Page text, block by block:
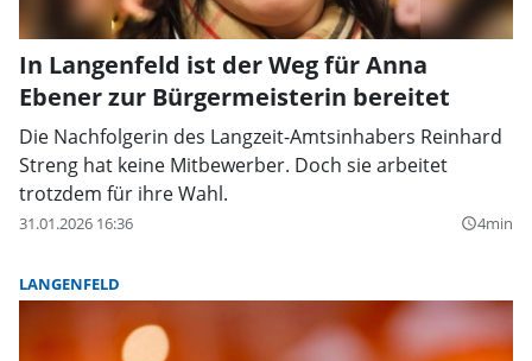
In Langenfeld ist der Weg für Anna
Ebener zur Bürgermeisterin bereitet
Die Nachfolgerin des Langzeit-Amtsinhabers Reinhard
Streng hat keine Mitbewerber. Doch sie arbeitet
trotzdem für ihre Wahl.
31.01.2026 16:36 query_builder4min
LANGENFELD